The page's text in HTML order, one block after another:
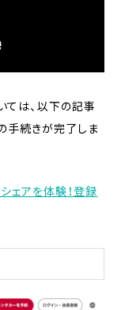
ては、以下の記事
手続きが完了しま
ェアを体験！登録